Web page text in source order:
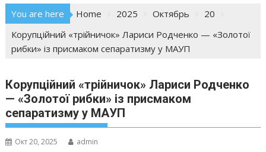
You are here Home 2025 Октябрь
20
Корупційний «трійничок» Лариси Родченко — «Золотої
рибки» із присмаком сепаратизму у МАУП
Корупційний«трійничок» Лариси Родченко
— «Золотої рибки» із присмаком
сепаратизму у МАУП
Окт 20, 2025 admin